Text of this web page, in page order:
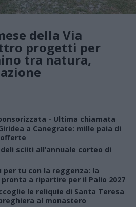
della Via
progetti per
tra natura,
- Ultima chiamata
a Canegrate: mille paia di
sciiti all’annuale corteo di
per tu con la reggenza: la
a ripartire per il Palio 2027
le reliquie di Santa Teresa
al monastero